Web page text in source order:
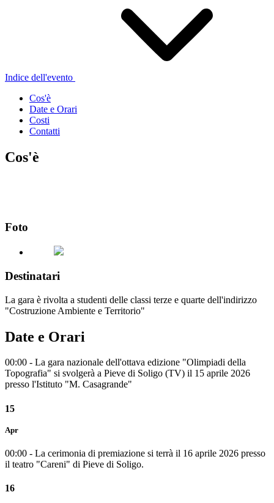
Indice dell'evento
Cos'è
Date e Orari
Costi
Contatti
Cos'è
Foto
Destinatari
La gara è rivolta a studenti delle classi terze e quarte dell'indirizzo
"Costruzione Ambiente e Territorio"
Date e Orari
00:00 - La gara nazionale dell'ottava edizione "Olimpiadi della
Topografia" si svolgerà a Pieve di Soligo (TV) il 15 aprile 2026
presso l'Istituto "M. Casagrande"
15
Apr
00:00 - La cerimonia di premiazione si terrà il 16 aprile 2026 presso
il teatro "Careni" di Pieve di Soligo.
16